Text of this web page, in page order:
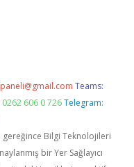
Teams:
606 0 726 Telegram:
gereğince Bilgi Teknolojileri
bir Yer Sağlayıcı